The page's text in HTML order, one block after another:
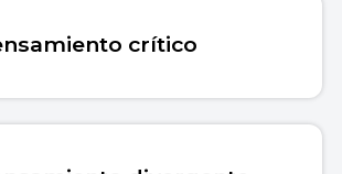
crítico